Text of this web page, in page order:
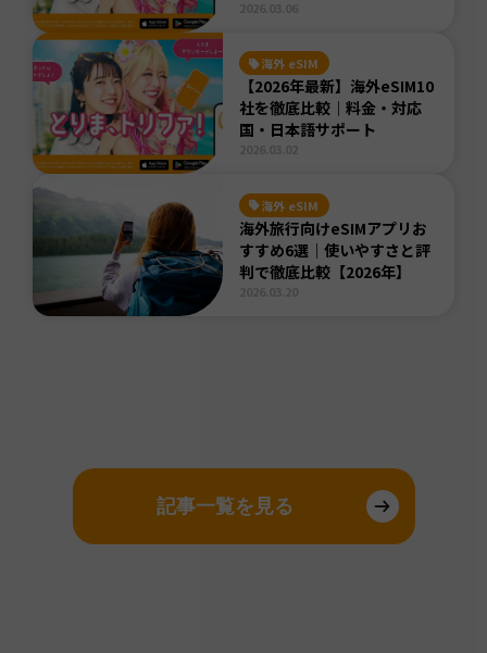
海外 eSIM
【2026年最新】海外eSIM10
社を徹底比較｜料金・対応
国・日本語サポート
海外 eSIM
海外旅行向けeSIMアプリお
すすめ6選｜使いやすさと評
判で徹底比較【2026年】
記事一覧を見る